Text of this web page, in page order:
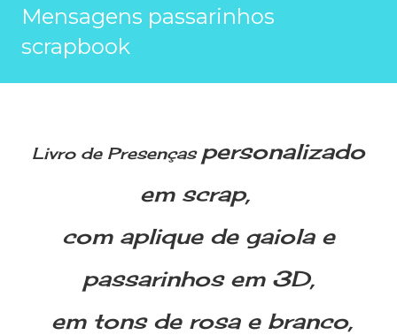
Mensagens passarinhos
scrapbook
Livro de Presenças personalizado
em scrap,
com aplique de gaiola e
passarinhos em 3D,
em tons de rosa e branco,